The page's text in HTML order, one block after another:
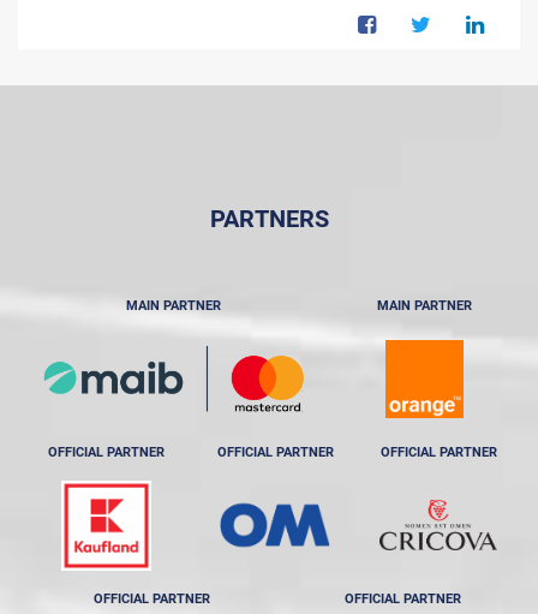
PARTNERS
MAIN PARTNER MAIN PARTNER
OFFICIAL PARTNER OFFICIAL PARTNER OFFICIAL PARTNER
OFFICIAL PARTNER OFFICIAL PARTNER